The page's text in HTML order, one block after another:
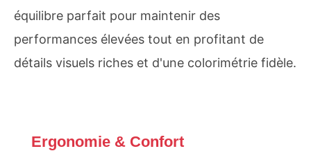
équilibre parfait pour maintenir des
performances élevées tout en profitant de
détails visuels riches et d'une colorimétrie fidèle.
Ergonomie & Confort